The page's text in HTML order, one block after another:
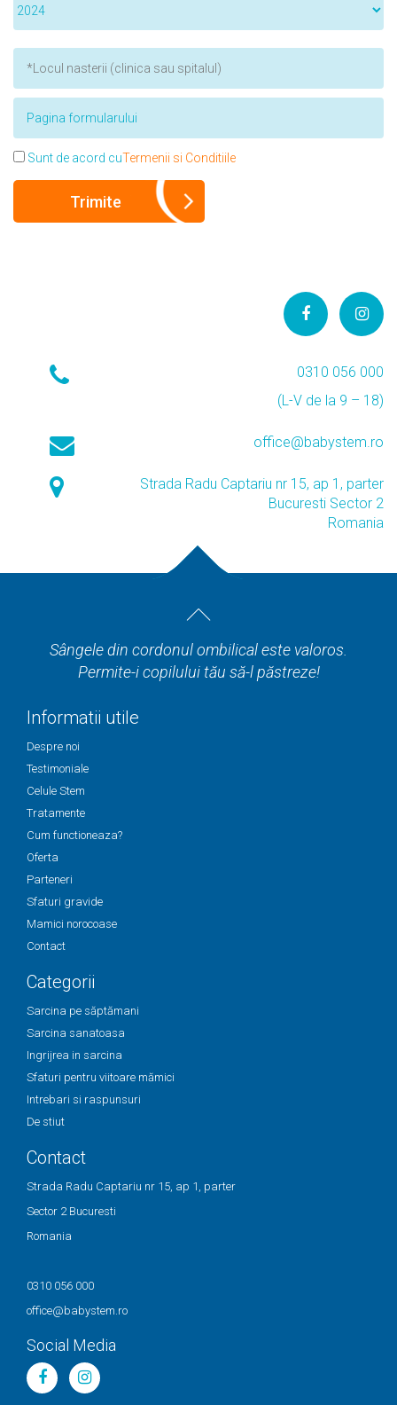
Sunt de acord cuTermenii si Conditiile
0310 056 000
(L-V de la 9 – 18)
office@babystem.ro
Strada Radu Captariu nr 15, ap 1, parter
Bucuresti Sector 2
Romania
Sângele din cordonul ombilical este valoros.
Permite-i copilului tău să-l păstreze!
Informatii utile
Despre noi
Testimoniale
Celule Stem
Tratamente
Cum functioneaza?
Oferta
Parteneri
Sfaturi gravide
Mamici norocoase
Contact
Categorii
Sarcina pe săptămani
Sarcina sanatoasa
Ingrijrea in sarcina
Sfaturi pentru viitoare mămici
Intrebari si raspunsuri
De stiut
Contact
Strada Radu Captariu nr 15, ap 1, parter
Sector 2 Bucuresti
Romania
0310 056 000
office@babystem.ro
Social Media